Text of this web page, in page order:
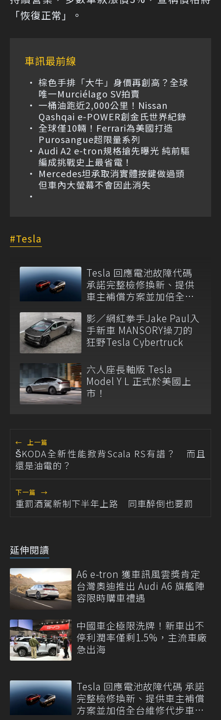
「恢復正常」。
車訊最前線
棕色手排「大牛」身價再創高？全球
唯一Murciélago SV拍賣
一桶油跑近2,000公里！Nissan
Qashqai e-POWER創金氏世界紀錄
全球僅10輛！Ferrari為美國打造
Purosangue超限量系列
Audi A2 e-tron規格搶先曝光 純前驅
編成挑戰史上最省電！
Mercedes坦承取消實體按鍵做過頭
但車內大螢幕不會因此消失
Tesla
Tesla 回應電池故障代碼
承諾完整檢修換新、提供
車主補償方案並加倍全台
影／網紅拳手Jake Paul入
手新車 MANSORY操刀的
狂野Tesla Cybertruck
六人座長軸版 Tesla
Model Y L 正式於美國上
市！
← 上一篇
ŠKODA全新性能掀背Scala RS有譜？ 而且
還是油電的？
下一篇 →
重罰酒駕新制下半年上路 同車醉倒也要罰
延伸閱讀
A6 e-tron 獲車訊風雲獎肯定
台灣奧迪推出 Audi A6 旗艦陣
容限時購車禮遇
中國車企極限洗牌！新車出不
停利潤率僅剩1.5%，主流車廠
急出海
Tesla 回應電池故障代碼 承諾
完整檢修換新、提供車主補償
方案並加倍全台維修代步車數